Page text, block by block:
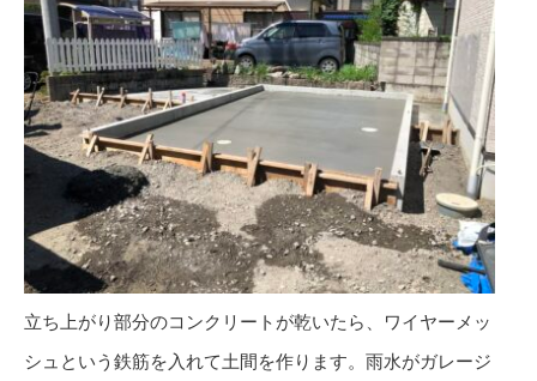
立ち上がり部分のコンクリートが乾いたら、ワイヤーメッ
シュという鉄筋を入れて土間を作ります。雨水がガレージ